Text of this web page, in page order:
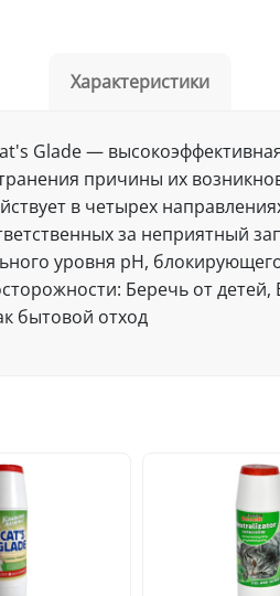
Характеристики
Glade —
причины их
в четырех
за неприятный
уровня pH,
Беречь от
бытовой отход